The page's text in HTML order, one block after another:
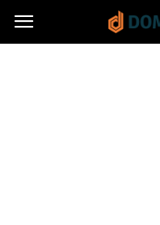
Dominikum.pl